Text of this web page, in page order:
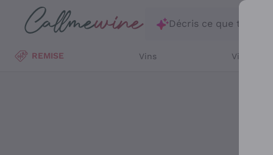
Passer au contenu principal
Décris ce que tu
REMISE Vins Vins